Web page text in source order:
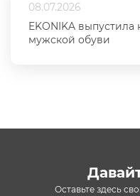
08.07.2026
EKONIKA
мужской обуви
Оставьте здесь